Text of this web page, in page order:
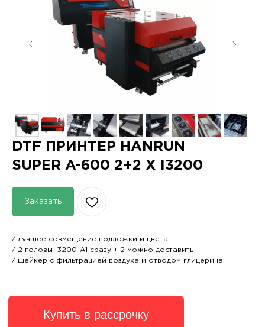
DTF ПРИНТЕР HANRUN
SUPER A-600 2+2 X I3200
Заказать
/ лучшее совмещение подложки и цвета
/ 2 головы i3200-A1 сразу + 2 можно доставить
/ шейкер с фильтрацией воздуха и отводом глицерина
Купить в рассрочку
лучшей цены
Поддержка и
консультации
день оплаты